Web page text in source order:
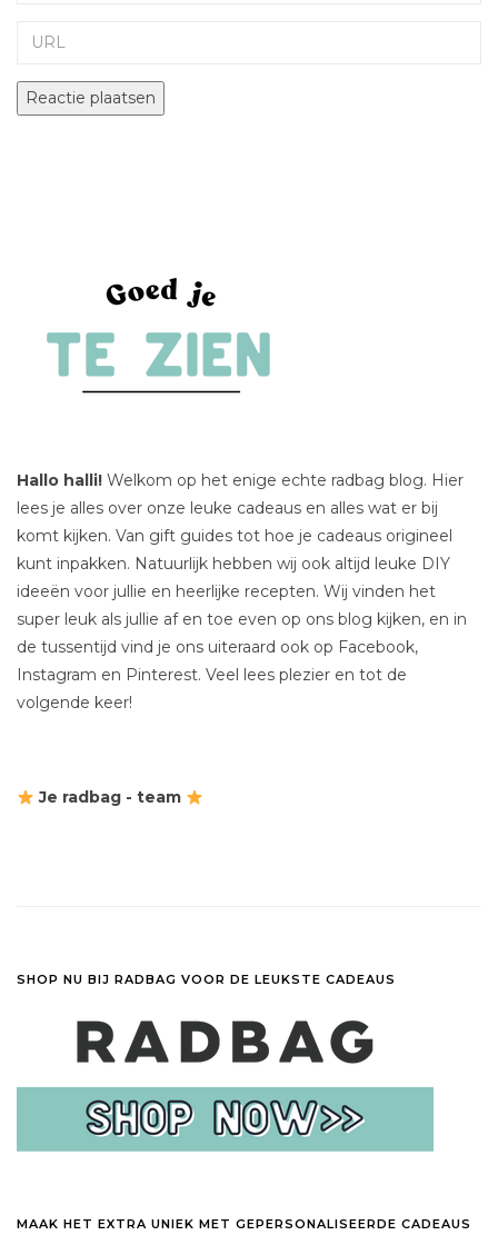
Hallo halli! Welkom op het enige echte radbag blog. Hier
lees je alles over onze leuke cadeaus en alles wat er bij
komt kijken. Van gift guides tot hoe je cadeaus origineel
kunt inpakken. Natuurlijk hebben wij ook altijd leuke DIY
ideeën voor jullie en heerlijke recepten. Wij vinden het
super leuk als jullie af en toe even op ons blog kijken, en in
de tussentijd vind je ons uiteraard ook op Facebook,
Instagram en Pinterest. Veel lees plezier en tot de
volgende keer!
Je radbag - team
SHOP NU BIJ RADBAG VOOR DE LEUKSTE CADEAUS
MAAK HET EXTRA UNIEK MET GEPERSONALISEERDE CADEAUS